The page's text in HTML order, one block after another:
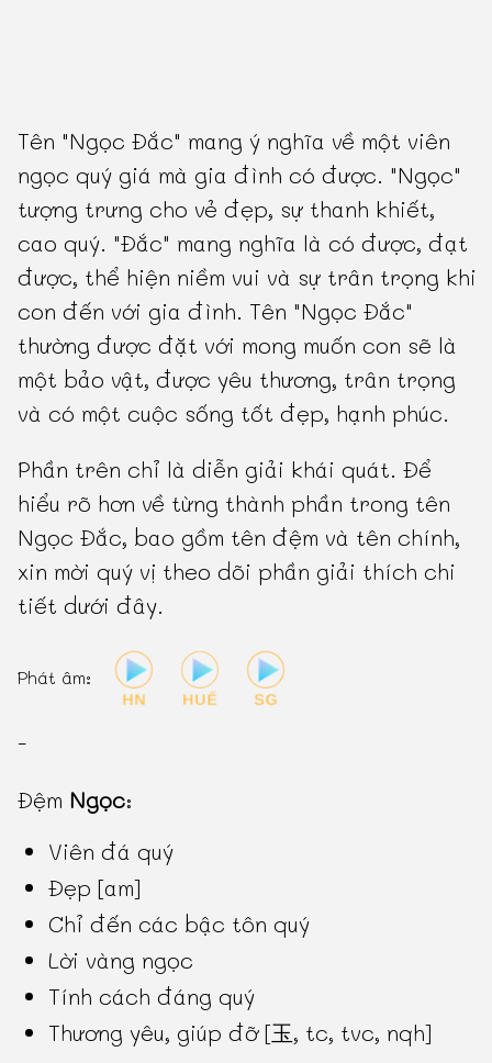
Tên "Ngọc Đắc" mang ý nghĩa về một viên
ngọc quý giá mà gia đình có được. "Ngọc"
tượng trưng cho vẻ đẹp, sự thanh khiết,
cao quý. "Đắc" mang nghĩa là có được, đạt
được, thể hiện niềm vui và sự trân trọng khi
con đến với gia đình. Tên "Ngọc Đắc"
thường được đặt với mong muốn con sẽ là
một bảo vật, được yêu thương, trân trọng
và có một cuộc sống tốt đẹp, hạnh phúc.
Phần trên chỉ là diễn giải khái quát. Để
hiểu rõ hơn về từng thành phần trong tên
Ngọc Đắc, bao gồm tên đệm và tên chính,
xin mời quý vị theo dõi phần giải thích chi
tiết dưới đây.
Phát âm:
-
Đệm Ngọc:
Viên đá quý
Đẹp [am]
Chỉ đến các bậc tôn quý
Lời vàng ngọc
Tính cách đáng quý
Thương yêu, giúp đỡ [玉, tc, tvc, nqh]